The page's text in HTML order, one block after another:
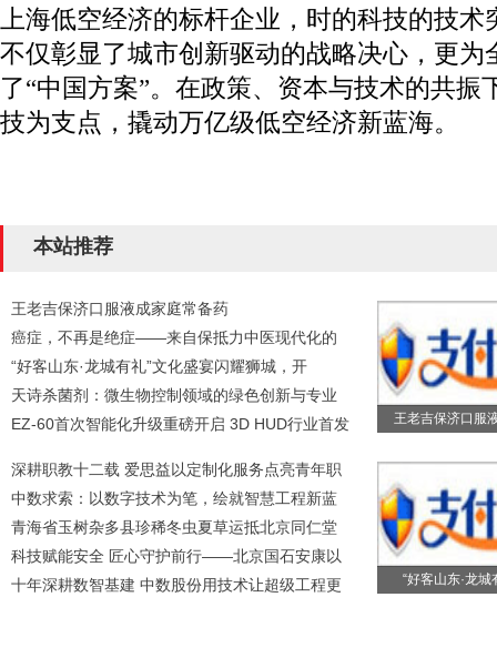
上海低空经济的标杆企业，时的科技的技
不仅彰显了城市创新驱动的战略决心，更为
了“中国方案”。在政策、资本与技术的共振
技为支点，撬动万亿级低空经济新蓝海。
本站推荐
王老吉保济口服液成家庭常备药
癌症，不再是绝症——来自保抵力中医现代化的
“好客山东·龙城有礼”文化盛宴闪耀狮城，开
天诗杀菌剂：微生物控制领域的绿色创新与专业
EZ-60首次智能化升级重磅开启 3D HUD行业首发
深耕职教十二载 爱思益以定制化服务点亮青年职
中数求索：以数字技术为笔，绘就智慧工程新蓝
青海省玉树杂多县珍稀冬虫夏草运抵北京同仁堂
科技赋能安全 匠心守护前行——北京国石安康以
十年深耕数智基建 中数股份用技术让超级工程更
王老吉保济口服
“好客山东·龙城